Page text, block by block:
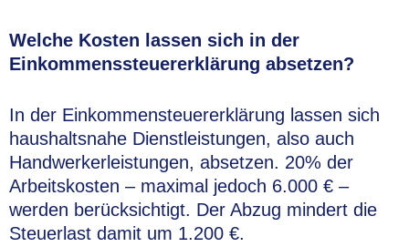
Welche Kosten lassen sich in der
Einkommenssteuererklärung absetzen?
In der Einkommensteuererklärung lassen sich
haushaltsnahe Dienstleistungen, also auch
Handwerkerleistungen, absetzen. 20% der
Arbeitskosten – maximal jedoch 6.000 € –
werden berücksichtigt. Der Abzug mindert die
Steuerlast damit um 1.200 €.